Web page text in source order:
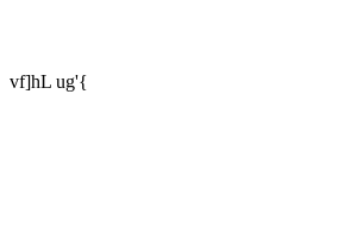
vf]hL ug'{